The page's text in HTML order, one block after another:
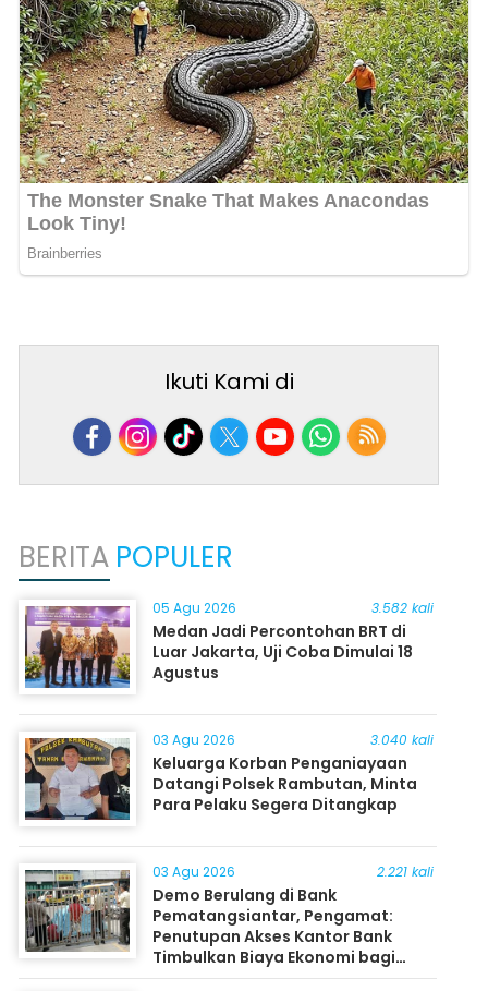
Ikuti Kami di
BERITA POPULER
05 Agu 2026 3.582 kali
Medan Jadi Percontohan BRT di
Luar Jakarta, Uji Coba Dimulai 18
Agustus
03 Agu 2026 3.040 kali
Keluarga Korban Penganiayaan
Datangi Polsek Rambutan, Minta
Para Pelaku Segera Ditangkap
03 Agu 2026 2.221 kali
Demo Berulang di Bank
Pematangsiantar, Pengamat:
Penutupan Akses Kantor Bank
Timbulkan Biaya Ekonomi bagi
Masyarakat